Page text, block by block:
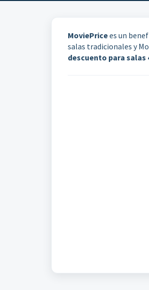
MoviePricees un
salas tradicionales y
descuento para salas